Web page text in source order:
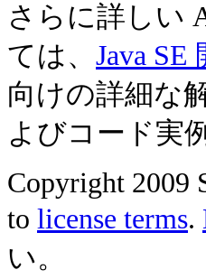
さらに詳しい
ては、 Java
向けの詳細な
よびコード実
Copyright 2009
to license terms.
い。